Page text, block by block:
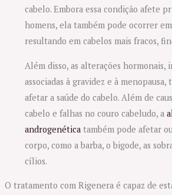
cabelo. Embora essa condição afete
homens, ela também pode ocorrer
resultando em cabelos mais fracos,
Além disso, as alterações hormonais,
associadas à gravidez e à menopausa,
afetar a saúde do cabelo. Além de
cabelo e falhas no couro cabeludo, a
androgenética também pode afetar
corpo, como a barba, o bigode, as
cílios.
O tratamento com Rigenera é capaz de